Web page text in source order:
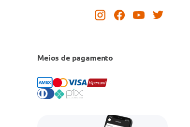
Meios de pagamento